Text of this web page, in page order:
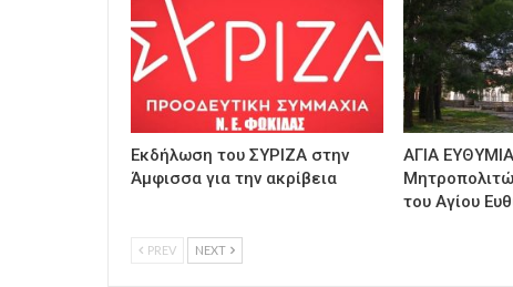
Εκδήλωση του ΣΥΡΙΖΑ στην
Άμφισσα για την ακρίβεια
ΑΓΙΑ
του Αγίου
PREV NEXT